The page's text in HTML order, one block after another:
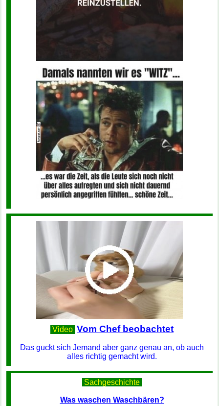
Video Vom Chef beobachtet
Das guckt sich Jemand aber ganz genau an, ob auch
alles richtig gemacht wird.
Sachgeschichte
Was waschen Waschbären?